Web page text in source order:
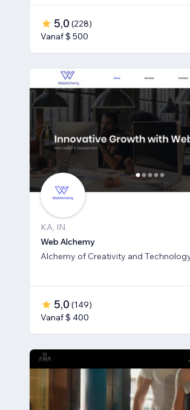
5,0 (228)
Vanaf $ 500
KA, IN
Web Alchemy
Alchemy of Creativity and
5,0 (149)
Vanaf $ 400